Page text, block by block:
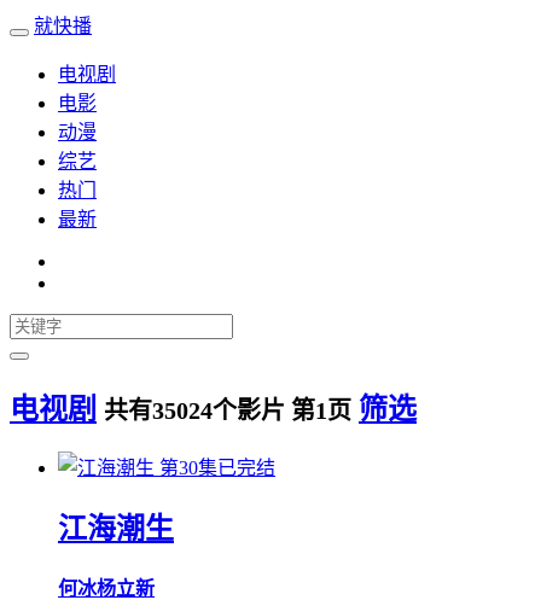
就快播
电视剧
电影
动漫
综艺
热门
最新
电视剧 共有35024个影片 第1 页 筛选
第30集已完结
江海潮生
何冰杨立新